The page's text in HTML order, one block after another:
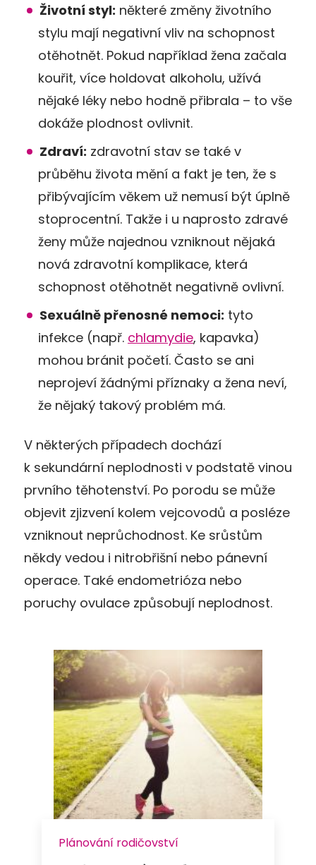
Životní styl: některé změny životního
stylu mají negativní vliv na schopnost
otěhotnět. Pokud například žena začala
kouřit, více holdovat alkoholu, užívá
nějaké léky nebo hodně přibrala – to vše
dokáže plodnost ovlivnit.
Zdraví: zdravotní stav se také v
průběhu života mění a fakt je ten, že s
přibývajícím věkem už nemusí být úplně
stoprocentní. Takže i u naprosto zdravé
ženy může najednou vzniknout nějaká
nová zdravotní komplikace, která
schopnost otěhotnět negativně ovlivní.
Sexuálně přenosné nemoci: tyto
infekce (např. chlamydie, kapavka)
mohou bránit početí. Často se ani
neprojeví žádnými příznaky a žena neví,
že nějaký takový problém má.
V některých případech dochází
k sekundární neplodnosti v podstatě vinou
prvního těhotenství. Po porodu se může
objevit zjizvení kolem vejcovodů a posléze
vzniknout neprůchodnost. Ke srůstům
někdy vedou i nitrobřišní nebo pánevní
operace. Také endometrióza nebo
poruchy ovulace způsobují neplodnost.